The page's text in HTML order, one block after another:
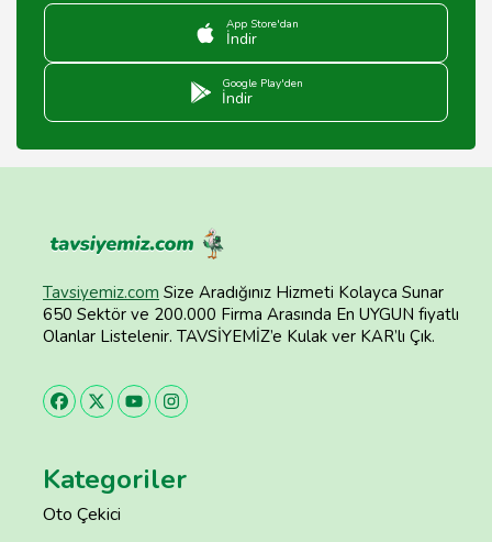
App Store'dan
İndir
Google Play'den
İndir
Tavsiyemiz.com Size Aradığınız Hizmeti Kolayca Sunar
650 Sektör ve 200.000 Firma Arasında En UYGUN fiyatlı
Olanlar Listelenir. TAVSİYEMİZ’e Kulak ver KAR’lı Çık.
Kategoriler
Oto Çekici